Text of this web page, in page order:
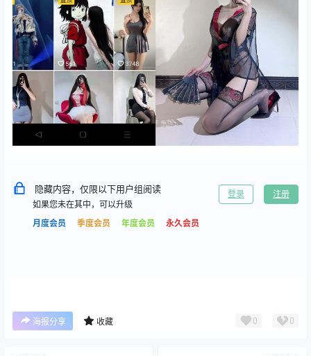
隐藏内容，仅限以下用户组阅读
如果您未在其中，可以升级
月度会员
季度会员 年度会员 永久会员
登录 注册
海报分享 收藏 0 0